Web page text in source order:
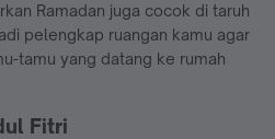
Ramadan juga cocok di taruh
pelengkap ruangan kamu agar
tamu yang datang ke rumah
Fitri